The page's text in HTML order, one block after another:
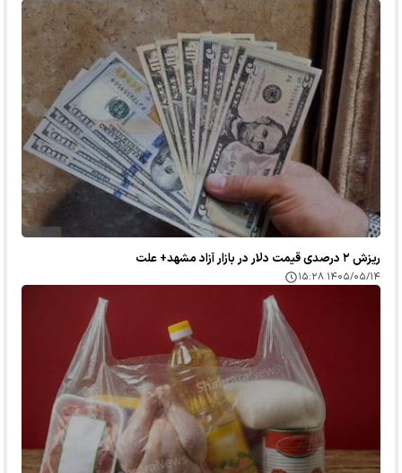
ریزش ۲ درصدی قیمت دلار در بازار آزاد مشهد+ علت
۱۴۰۵/۰۵/۱۴ ۱۵:۲۸